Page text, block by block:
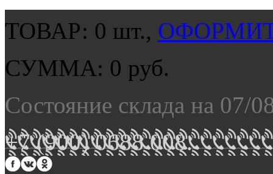
ТОВАР: 0 шт.,
СУММА: 0 руб.
Состояние склада на 07/
+7 (900) 0688 008.